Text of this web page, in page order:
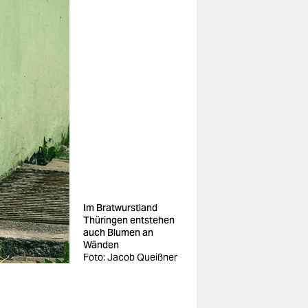
Im Bratwurstland
Thüringen entstehen
auch Blumen an
Wänden
Foto: Jacob Queißner